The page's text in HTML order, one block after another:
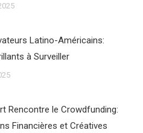
Latino-Américains:
à Surveiller
Rencontre le Crowdfunding:
Financières et Créatives